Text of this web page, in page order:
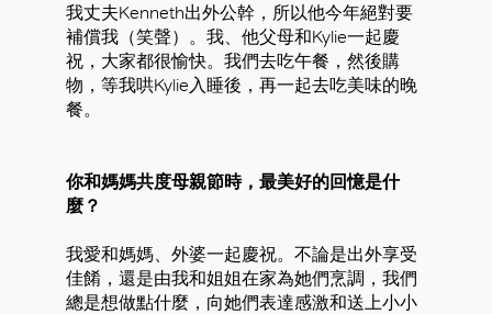
我丈夫Kenneth出外公幹，所以他今年絕對要
補償我（笑聲）。我、他父母和Kylie一起慶
祝，大家都很愉快。我們去吃午餐，然後購
物，等我哄Kylie入睡後，再一起去吃美味的晚
餐。
你和媽媽共度母親節時，最美好的回憶是什
麼？
我愛和媽媽、外婆一起慶祝。不論是出外享受
佳餚，還是由我和姐姐在家為她們烹調，我們
總是想做點什麼，向她們表達感激和送上小小
好